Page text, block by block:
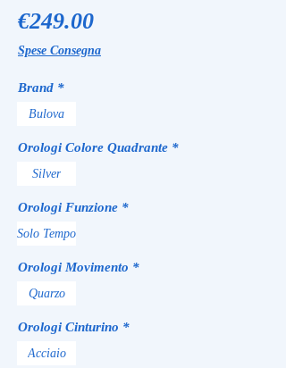
€249.00Price
Spese Consegna
Brand *
Bulova
Orologi Colore Quadrante *
Silver
Orologi Funzione *
Solo Tempo
Orologi Movimento *
Quarzo
Orologi Cinturino *
Acciaio